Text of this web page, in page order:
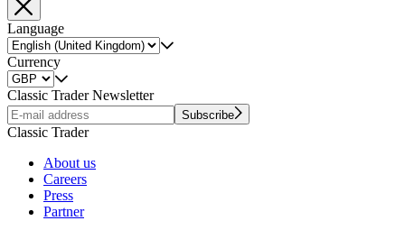
Language
Currency
Classic Trader Newsletter
Subscribe
Classic Trader
About us
Careers
Press
Partner